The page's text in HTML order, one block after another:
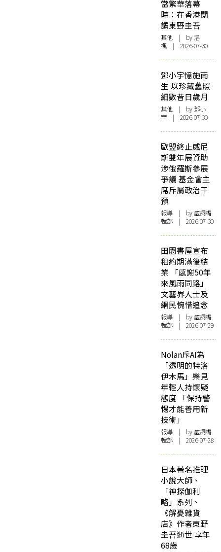
當繁華落幕
時：在香港閱
讀東野圭吾
其他 | by洛
楓 | 2026-07-30
鄧小宇憶施南
生 以珍藏舊照
細數昔日歲月
其他 | by 鄧小
宇 | 2026-07-30
歐盟終止威尼
斯雙年展資助
涉俄羅斯參展
爭議 基金會主
席斥屬政治干
預
報導 | by 虛詞編
輯部 | 2026-07-30
田園書屋宣布
租約期滿後結
業 「感謝50年
來風雨同路」
文藝界人士及
網民惋惜追念
報導 | by 虛詞編
輯部 | 2026-07-29
Nolan斥AI為
「透明的特洛
伊木馬」樂見
年輕人持懷疑
態度 「保持警
惕才能善用新
技術」
報導 | by 虛詞編
輯部 | 2026-07-28
日本著名推理
小說大師、
「神探伽利
略」系列、
《解憂雜貨
店》作者東野
圭吾逝世 享年
68歲